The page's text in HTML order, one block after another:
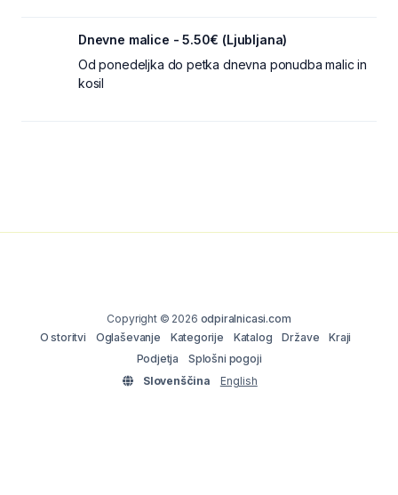
Dnevne malice - 5.50€ (Ljubljana)
Od ponedeljka do petka dnevna ponudba malic in
kosil
Copyright © 2026 odpiralnicasi.com
O storitvi
Oglaševanje Kategorije Katalog Države
Kraji
Podjetja
Splošni pogoji
Slovenščina
English